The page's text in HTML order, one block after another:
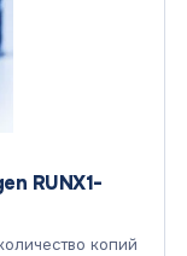
RUNX1-
копий